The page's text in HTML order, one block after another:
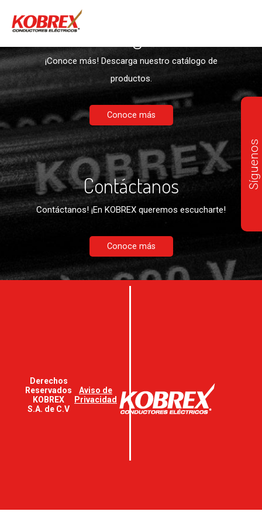
Síguenos
¡Conoce más! Descarga nuestro catálogo de
productos.
Conoce más
Contáctanos
Contáctanos! ¡En KOBREX queremos escucharte!
Conoce más
Derechos
Reservados
KOBREX
S.A. de C.V
Aviso de
Privacidad